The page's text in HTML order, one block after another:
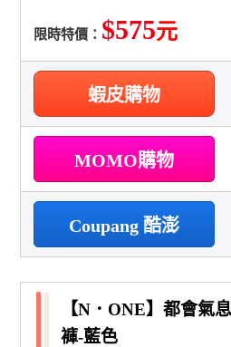
限時特價： $575元
蝦皮購物
MOMO購物
Coupang 酷澎
【N．ONE】都會氣
褲-藍色